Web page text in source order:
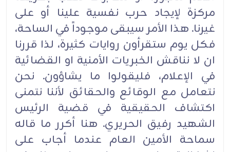
مركزة لإيجاد حرب نفسية علينا أو على
غيرنا. هذا الأمر سيبقى موجوداً في الساحة،
فكل يوم ستقرأون روايات كثيرة، لذا قررنا
ان لا نناقش الخبريات الأمنية او القضائية
في الإعلام، فليقولوا ما يشاؤون. نحن
نتعامل مع الوقائع والحقائق لأننا نتمنى
اكتشاف الحقيقية في قضية الرئيس
الشهيد رفيق الحريري. هنا أكرر ما قاله
سماحة الأمين العام عندما أجاب على